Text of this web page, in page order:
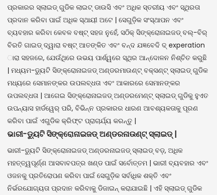
ପ୍ରକାରର ସ୍ଲାଇଡ୍ ଗୁଡିକ ଲାଇଟ୍ ଡାଉସି ଏବଂ ଅଧିକ ସ୍ତରୀୟ ଏବଂ ସ୍ଥିରତା
ପ୍ରଦାନ କରିବା ପାଇଁ ଅଧିକ ସ୍ଥାୟୀ ଅଟେ | ସେଗୁଡ଼ିକ ସଂସ୍ଥାପନ ଏବଂ
ବ୍ୟବହାର କରିବା କେବଳ ବଷ୍ଟ୍ ସହଜ ନୁହେଁ, ସଠିକ୍ ସିଙ୍କ୍ରୋନାଇଜଡ୍ ବଲ୍-ବିର୍
ବିରତି ଗାଇଡ୍ ଦ୍ୱାରା ବଷ୍ଟ୍ ଆତଙ୍କିତ ଏବଂ ବନ୍ଦ ଯଜ୍ଞବେଦି ଦ୍ experation
ାରା ସହଜରେ, ଯେଉଁଥିରେ ଉଭୟ ପାର୍ଶ୍ୱରେ ସ୍ଥିର ଆନ୍ଦୋଳନ ନିଶ୍ଚିତ କରୁଛି
| ମଧ୍ୟମ-ଡ୍ୟୁଟି ସିଙ୍କ୍ରୋନାଇଜଡ୍ ଅଣ୍ଡରମାଉଣ୍ଟ୍ ବକ୍ସଣ୍ଟ୍ ସ୍ଲାଇଡ୍ ଗୁଡିକ
ମଧ୍ୟରେ ସେମାନଙ୍କର ଉପଲବ୍ଧତା ଏବଂ ଆକାରରେ ସେମାନଙ୍କର
ଉପଲବ୍ଧତା | ଆଗେଇ ସିଙ୍କ୍ରୋନାଇଜଡ୍ ଅଣ୍ଡରମେଣ୍ଟ୍ ସ୍ଲାଇଡ୍ ଗୁଡିକୁ ହୁଏତ
ଉପନ୍ୟାସ ହାର୍ଡୱେର୍ ପରି, ବିଭିନ୍ନ ପ୍ରକାରର ଧାରଣ ଆବଶ୍ୟକତାକୁ ପୂରଣ
କରିବା ପାଇଁ ଏଗୁଡିକ କ୍ରିଫ୍ଟ ପ୍ରାଚାର୍ଯ୍ୟ କରନ୍ତୁ |
ଭାରୀ-ଡ୍ୟୁଟି ସିଙ୍କ୍ରୋନାଇଜଡ୍ ଅଣ୍ଡରନାଉଣ୍ଟ୍ ସ୍ଲାଇଡ୍ |
ଭାରୀ-ଡ୍ୟୁଟି ସିଙ୍କ୍ରୋନାଇଜଡ୍ ଅଣ୍ଡରନାଇଜଡ୍ ସ୍ଲାଇଡ୍ ବଡ଼, ଅଧିକ
ମହତ୍ତ୍ୱପୂର୍ଣ୍ଣ ଆସବାବପତ୍ର ଖଣ୍ଡ ପାଇଁ ସର୍ବୋତ୍ତମ | ଭାରୀ ବ୍ୟବହାର ଏବଂ
ଓଜନକୁ ପ୍ରତିରୋପଣ କରିବା ପାଇଁ ସେଗୁଡ଼ିକ ସର୍ବାଧିକ ଶକ୍ତି ଏବଂ
ନିର୍ଭରଯୋଗ୍ୟତା ପ୍ରଦାନ କରିବାକୁ ଡିଜାଇନ୍ କରାଯାଇଛି | ଏହି ସ୍ଲାଇଡ୍ ଗୁଡିକ